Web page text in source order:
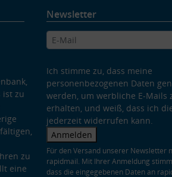
ist zu
zu
eine
Newsletter
Ich stimme zu, dass meine
personenbezogenen Daten
werden, um werbliche E-Mails
erhalten, und weiß, dass ich
jederzeit widerrufen kann.
Anmelden
Für den Versand unserer Newsletter
rapidmail. Mit Ihrer Anmeldung
dass die eingegebenen Daten an